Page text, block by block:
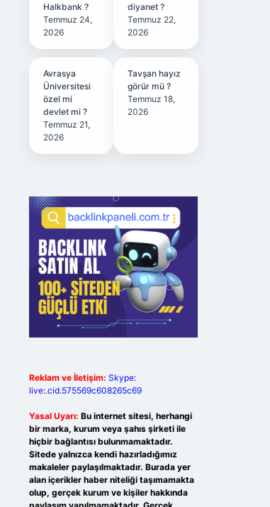
Halkbank ?
Temmuz 24,
2026
diyanet ?
Temmuz 22,
2026
Avrasya
Üniversitesi
özel mi
devlet mi ?
Temmuz 21,
2026
Tavşan hayız
görür mü ?
Temmuz 18,
2026
Reklam ve İletişim: Skype:
live:.cid.575569c608265c69
Yasal Uyarı: Bu internet sitesi, herhangi
bir marka, kurum veya şahıs şirketi ile
hiçbir bağlantısı bulunmamaktadır.
Sitede yalnızca kendi hazırladığımız
makaleler paylaşılmaktadır. Burada yer
alan içerikler haber niteliği taşımamakta
olup, gerçek kurum ve kişiler hakkında